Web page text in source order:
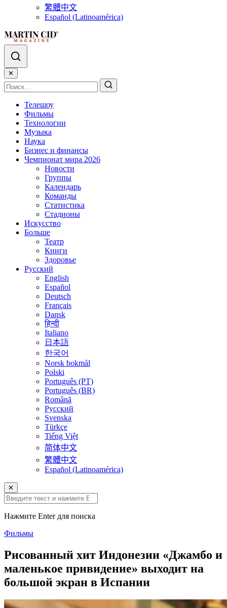
繁體中文
Español (Latinoamérica)
✕
Телешоу
Фильмы
Технологии
Музыка
Наука
Бизнес и финансы
Чемпионат мира 2026
Новости
Группы
Календарь
Команды
Статистика
Стадионы
Искусство
Больше
Театр
Книги
Здоровье
Русский
English
Español
Deutsch
Français
Dansk
हिन्दी
Italiano
日本語
한국어
Norsk bokmål
Polski
Português (PT)
Português (BR)
Română
Русский
Svenska
Türkçe
Tiếng Việt
简体中文
繁體中文
Español (Latinoamérica)
✕
Нажмите Enter для поиска
Фильмы
Рисованный хит Индонезии «Джамбо и
маленькое привидение» выходит на
большой экран в Испании